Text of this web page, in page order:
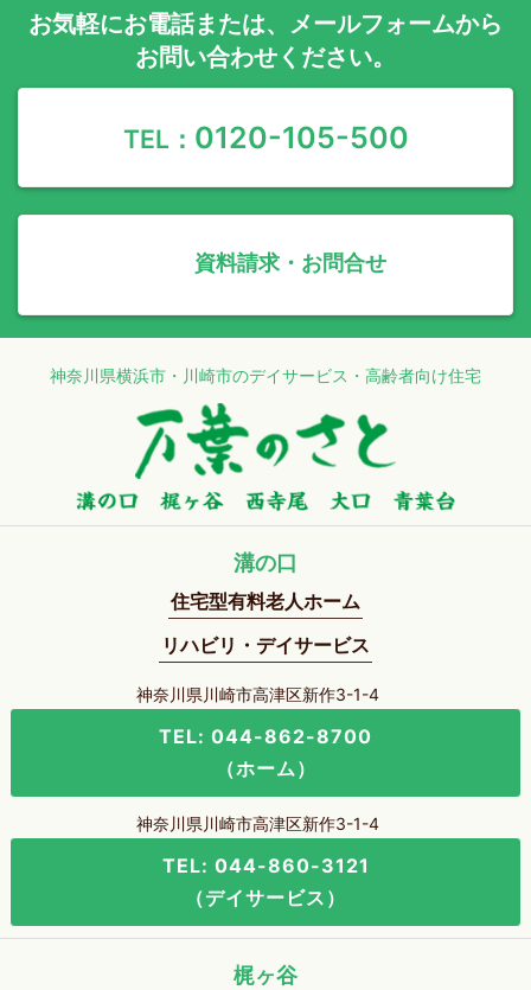
お気軽にお電話または、 メールフォームから
お問い合わせください。
TEL： 0120-105-500
資料請求・お問合せ
神奈川県横浜市・川崎市のデイサービス・高齢者向け住宅
溝の口
住宅型有料老人ホーム
リハビリ・デイサービス
神奈川県川崎市高津区新作3-1-4
TEL: 044-862-8700
（ホーム）
神奈川県川崎市高津区新作3-1-4
TEL: 044-860-3121
（デイサービス）
梶ヶ谷